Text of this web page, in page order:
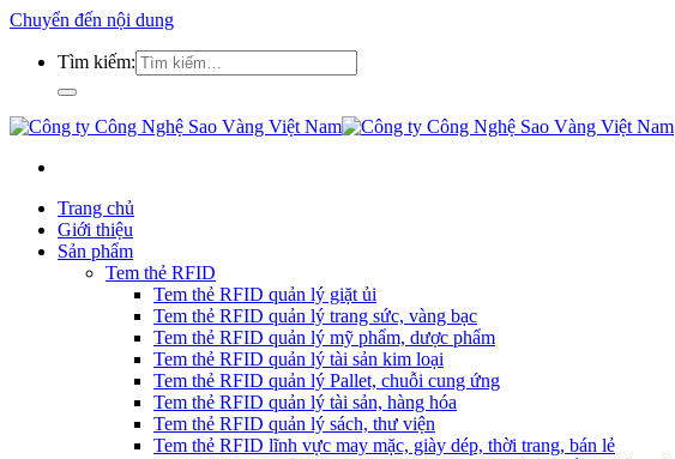
Chuyển đến nội dung
Tìm kiếm:
Trang chủ
Giới thiệu
Sản phẩm
Tem thẻ RFID
Tem thẻ RFID quản lý giặt ủi
Tem thẻ RFID quản lý trang sức, vàng bạc
Tem thẻ RFID quản lý mỹ phẩm, dược phẩm
Tem thẻ RFID quản lý tài sản kim loại
Tem thẻ RFID quản lý Pallet, chuỗi cung ứng
Tem thẻ RFID quản lý tài sản, hàng hóa
Tem thẻ RFID quản lý sách, thư viện
Tem thẻ RFID lĩnh vực may mặc, giày dép, thời trang, bán lẻ